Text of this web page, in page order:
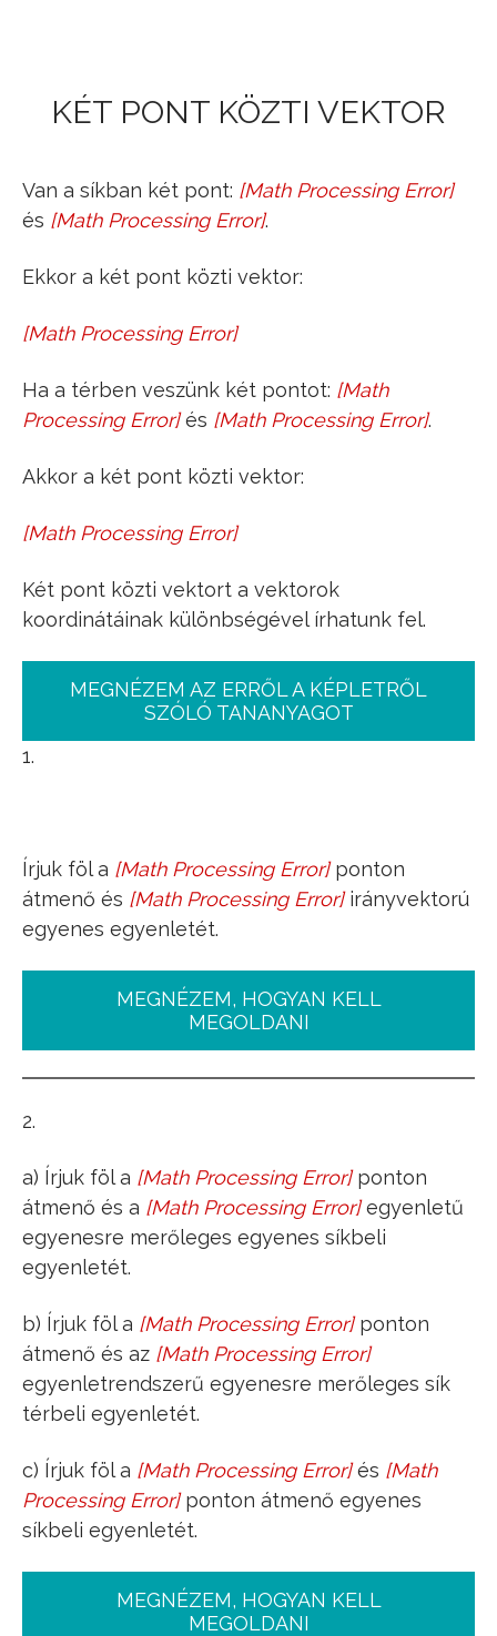
KÉT PONT KÖZTI VEKTOR
Van a síkban két pont: [Math Processing Error]
P(x1,y1)
és [Math Processing Error]
Q(x2,y 2) .
Ekkor a két pont közti vektor:
[Math Processing Error]
PQ→=
Ha a térben veszünk két pontot: [Math
Processing Error]
P(x1,y1
és [Math Processing Error]
Q(x2,y 2,z2) .
Akkor a két pont közti vektor:
[Math Processing Error]
PQ→=
Két pont közti vektort a vektorok
koordinátáinak különbségével írhatunk fel.
MEGNÉZEM AZ ERRŐL A KÉPLETRŐL
SZÓLÓ TANANYAGOT
1.
Írjuk föl a [Math Processing Error]
P(7,8,9)
ponton
átmenő és [Math Processing Error]
v_=
(320)
irányvektorú
egyenes egyenletét.
MEGNÉZEM, HOGYAN KELL
MEGOLDANI
2.
a) Írjuk föl a [Math Processing Error]
P(3,5)
ponton
átmenő és a [Math Processing Error]
4x+y=6
egyenletű
egyenesre merőleges egyenes síkbeli
egyenletét.
b) Írjuk föl a [Math Processing Error]
P(3,5,7)
ponton
átmenő és az [Math Processing Error]
x−14=y−26=z−19
egyenletrendszerű egyenesre merőleges sík
térbeli egyenletét.
c) Írjuk föl a [Math Processing Error]
P(1,1) és [Math
Processing Error]
Q(3,5)
ponton átmenő egyenes
síkbeli egyenletét.
MEGNÉZEM, HOGYAN KELL
MEGOLDANI